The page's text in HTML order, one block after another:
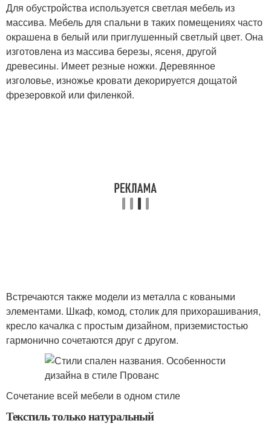
Для обустройства используется светлая мебель из
массива. Мебель для спальни в таких помещениях часто
окрашена в белый или приглушенный светлый цвет. Она
изготовлена из массива березы, ясеня, другой
древесины. Имеет резные ножки. Деревянное
изголовье, изножье кровати декорируется дощатой
фрезеровкой или филенкой.
Встречаются также модели из металла с коваными
элементами. Шкаф, комод, столик для прихорашивания,
кресло качалка с простым дизайном, приземистостью
гармонично сочетаются друг с другом.
Сочетание всей мебели в одном стиле
Текстиль только натуральный